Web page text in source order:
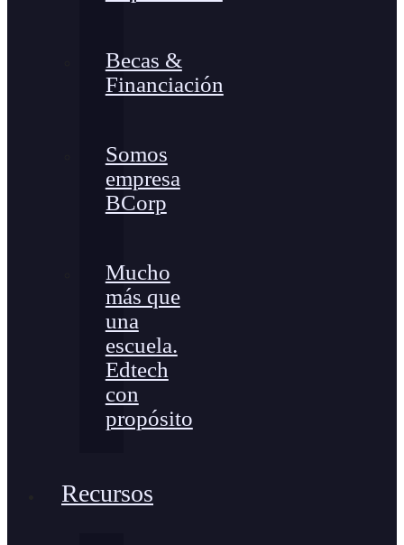
Becas &
Financiación
Somos
empresa
BCorp
Mucho
más que
una
escuela.
Edtech
con
propósito
Recursos